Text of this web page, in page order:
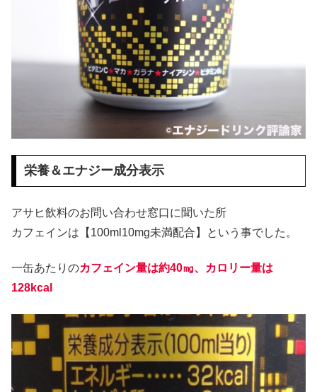
栄養＆エナジー成分表示
アサヒ飲料のお問い合わせ窓口に聞いた所
カフェインは【100ml10mg未満配合】という事でした。
一缶あたりのカフェイン量は約40㎎、カロリー量は
128kcal